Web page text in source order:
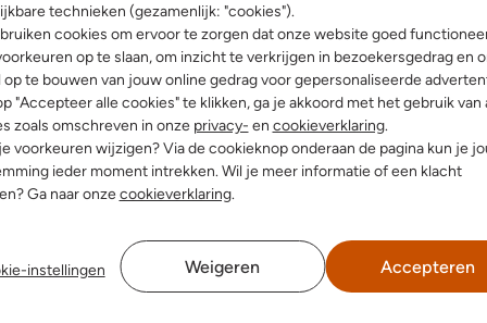
technieken (gezamenlijk: "cookies").
cookies om ervoor te zorgen dat onze website goed
op te slaan, om inzicht te verkrijgen in bezoekersgedrag en
op te bouwen van jouw online gedrag voor gepersonaliseerde
"Accepteer alle cookies" te klikken, ga je akkoord met het gebruik van
zoals omschreven in onze privacy- en cookieverklaring.
voorkeuren wijzigen? Via de cookieknop onderaan de pagina kun je
ieder moment intrekken. Wil je meer informatie of een klacht
Ga naar onzecookieverklaring.
instellingen Weigeren Accepteren
slippers van Uzurii een
zool hebben! De
afwerking is een keer wat
model dan de reguliere